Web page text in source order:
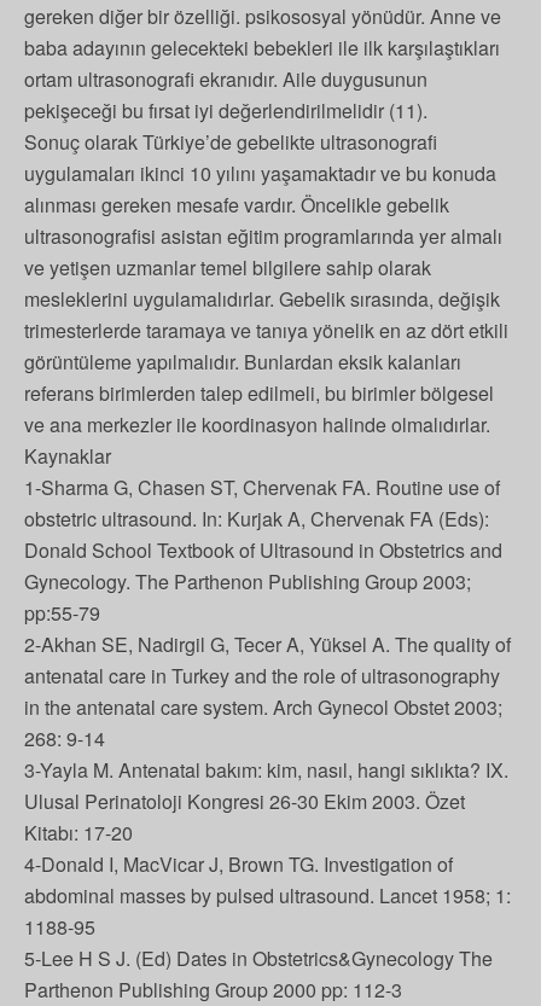
gereken diğer bir özelliği. psikososyal yönüdür. Anne ve
baba adayının gelecekteki bebekleri ile ilk karşılaştıkları
ortam ultrasonografi ekranıdır. Aile duygusunun
pekişeceği bu fırsat iyi değerlendirilmelidir (11).
Sonuç olarak Türkiye’de gebelikte ultrasonografi
uygulamaları ikinci 10 yılını yaşamaktadır ve bu konuda
alınması gereken mesafe vardır. Öncelikle gebelik
ultrasonografisi asistan eğitim programlarında yer almalı
ve yetişen uzmanlar temel bilgilere sahip olarak
mesleklerini uygulamalıdırlar. Gebelik sırasında, değişik
trimesterlerde taramaya ve tanıya yönelik en az dört etkili
görüntüleme yapılmalıdır. Bunlardan eksik kalanları
referans birimlerden talep edilmeli, bu birimler bölgesel
ve ana merkezler ile koordinasyon halinde olmalıdırlar.
Kaynaklar
1-Sharma G, Chasen ST, Chervenak FA. Routine use of
obstetric ultrasound. In: Kurjak A, Chervenak FA (Eds):
Donald School Textbook of Ultrasound in Obstetrics and
Gynecology. The Parthenon Publishing Group 2003;
pp:55-79
2-Akhan SE, Nadirgil G, Tecer A, Yüksel A. The quality of
antenatal care in Turkey and the role of ultrasonography
in the antenatal care system. Arch Gynecol Obstet 2003;
268: 9-14
3-Yayla M. Antenatal bakım: kim, nasıl, hangi sıklıkta? IX.
Ulusal Perinatoloji Kongresi 26-30 Ekim 2003. Özet
Kitabı: 17-20
4-Donald I, MacVicar J, Brown TG. Investigation of
abdominal masses by pulsed ultrasound. Lancet 1958; 1:
1188-95
5-Lee H S J. (Ed) Dates in Obstetrics&Gynecology The
Parthenon Publishing Group 2000 pp: 112-3